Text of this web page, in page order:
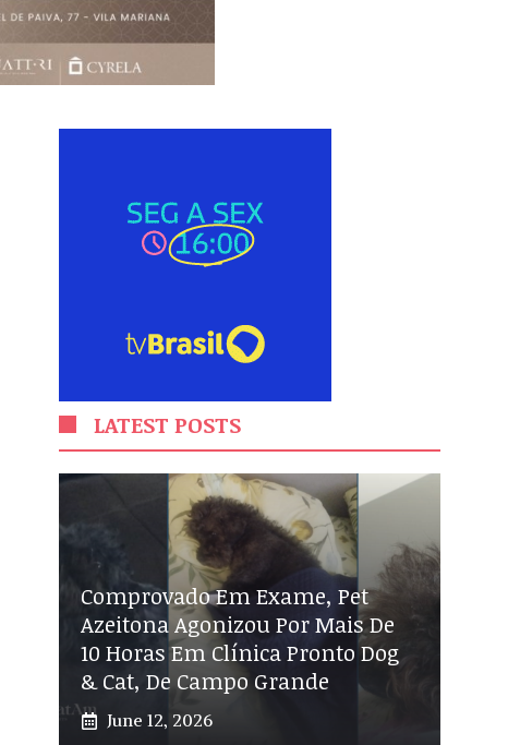
LATEST POSTS
Comprovado Em Exame, Pet
Azeitona Agonizou Por Mais De
10 Horas Em Clínica Pronto Dog
& Cat, De Campo Grande
June 12, 2026